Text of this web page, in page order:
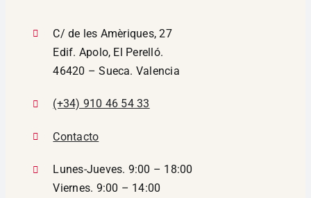
C/ de les Amèriques, 27
Edif. Apolo, El Perelló.
46420 – Sueca. Valencia
(+34) 910 46 54 33
Contacto
Lunes-Jueves. 9:00 – 18:00
Viernes. 9:00 – 14:00